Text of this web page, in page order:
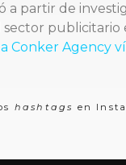
a partir de
publicitario
Conker Agency
hashtags en